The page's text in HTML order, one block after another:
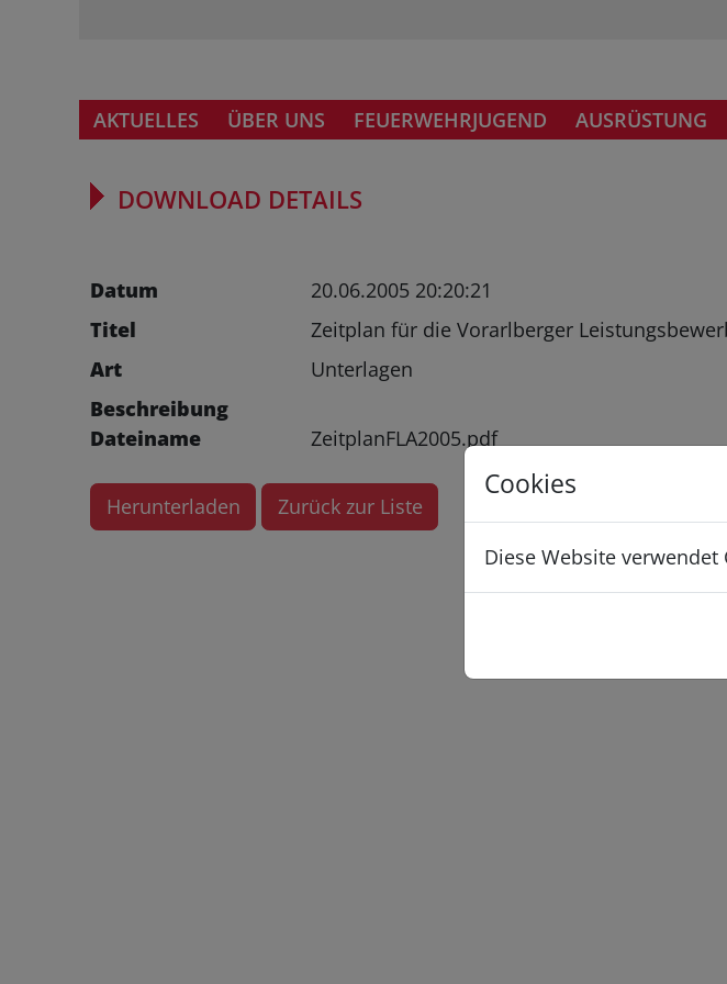
Cookies
Diese Website verwendet
AKTUELLES ÜBER UNS FEUERWEHRJUGEND AUSRÜSTUNG
DOWNLOAD DETAILS
Datum
20.06.2005 20:20:21
Titel
Zeitplan für die Vorarlberger
Art
Unterlagen
Beschreibung
Dateiname
ZeitplanFLA2005.pdf
Herunterladen Zurück zur Liste